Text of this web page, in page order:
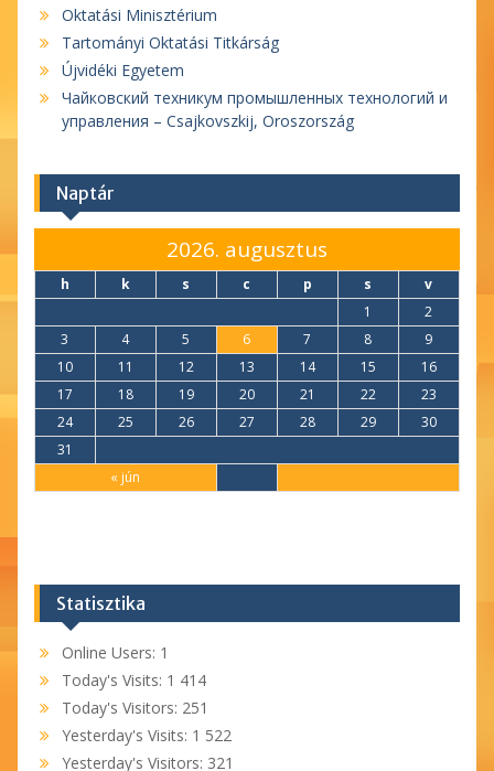
Oktatási Minisztérium
Tartományi Oktatási Titkárság
Újvidéki Egyetem
Чайковский техникум промышленных технологий и
управления – Csajkovszkij, Oroszország
Naptár
2026. augusztus
h k s c p s v
« jún
1
2
3
4 5 6 7 8
9
10
11 12 13 14 15
16
17
18 19 20 21 22
23
24
25 26 27 28 29
30
31
Statisztika
Online Users: 1
Today's Visits: 1 414
Today's Visitors: 251
Yesterday's Visits: 1 522
Yesterday's Visitors: 321